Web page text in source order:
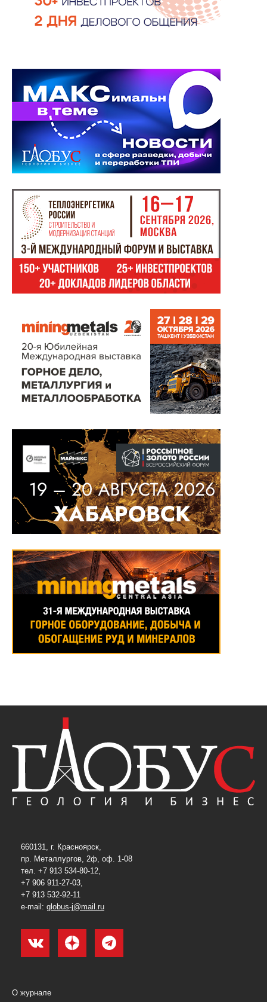
660131, г. Красноярск,
пр. Металлургов, 2ф, оф. 1-08
тел. +7 913 534-80-12,
+7 906 911-27-03,
+7 913 532-92-11
e-mail: globus-j@mail.ru
О журнале